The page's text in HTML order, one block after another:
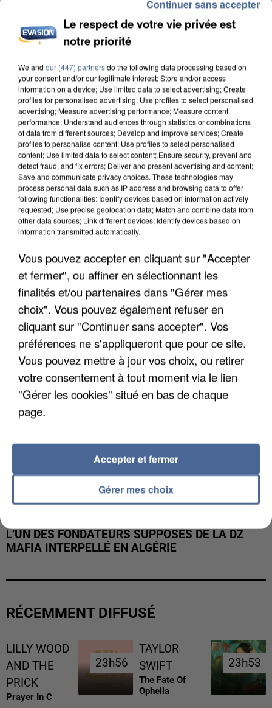
INCENDIES : L’ÎLE-DE-FRANCE LANCE UN ÉLAN
DE SOLIDARITÉ AVEC LES...
APRÈS TOUTES CES CANICULES, LES REFUGES
DE FAUNE SAUVAGE SONT...
L’UN DES FONDATEURS SUPPOSÉS DE LA DZ
MAFIA INTERPELLÉ EN ALGÉRIE
RÉCEMMENT DIFFUSÉ
LILLY WOOD
AND THE
PRICK
Prayer In C
23h56
23h56
TAYLOR
SWIFT
The Fate Of
Ophelia
23h53
23h53
Le respect de votre vie privée est
notre priorité
We and our (447) partnersdo the following data processing based on
your consent and/or our legitimate interest: Store and/or access
information on a device; Use limited data to select advertising; Create
profiles for personalised advertising; Use profiles to select personalised
advertising; Measure advertising performance; Measure content
performance; Understand audiences through statistics or combinations
of data from different sources; Develop and improve services; Create
profiles to personalise content; Use profiles to select personalised
content; Use limited data to select content; Ensure security, prevent and
detect fraud, and fix errors; Deliver and present advertising and content;
Save and communicate privacy choices. These technologies may
process personal data such as IP address and browsing data to offer
following functionalities: Identify devices based on information actively
requested; Use precise geolocation data; Match and combine data from
other data sources; Link different devices; Identify devices based on
information transmitted automatically.
Vous pouvez accepter en cliquant sur "Accepter
et fermer", ou affiner en sélectionnant les
finalités et/ou partenaires dans "Gérer mes
choix". Vous pouvez également refuser en
cliquant sur "Continuer sans accepter". Vos
préférences ne s'appliqueront que pour ce site.
Vous pouvez mettre à jour vos choix, ou retirer
votre consentement à tout moment via le lien
"Gérer les cookies" situé en bas de chaque
page.
Gérer mes choix
Accepter et fermer
Continuer sans accepter